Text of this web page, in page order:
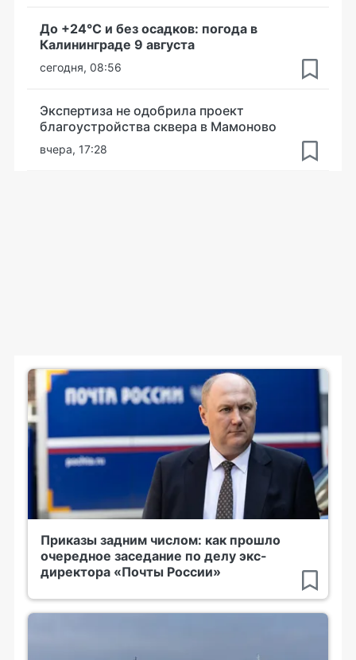
До +24°С и без осадков: погода в
Калининграде 9 августа
сегодня, 08:56
Экспертиза не одобрила проект
благоустройства сквера в Мамоново
вчера, 17:28
Приказы задним числом: как прошло
очередное заседание по делу экс-
директора «Почты России»